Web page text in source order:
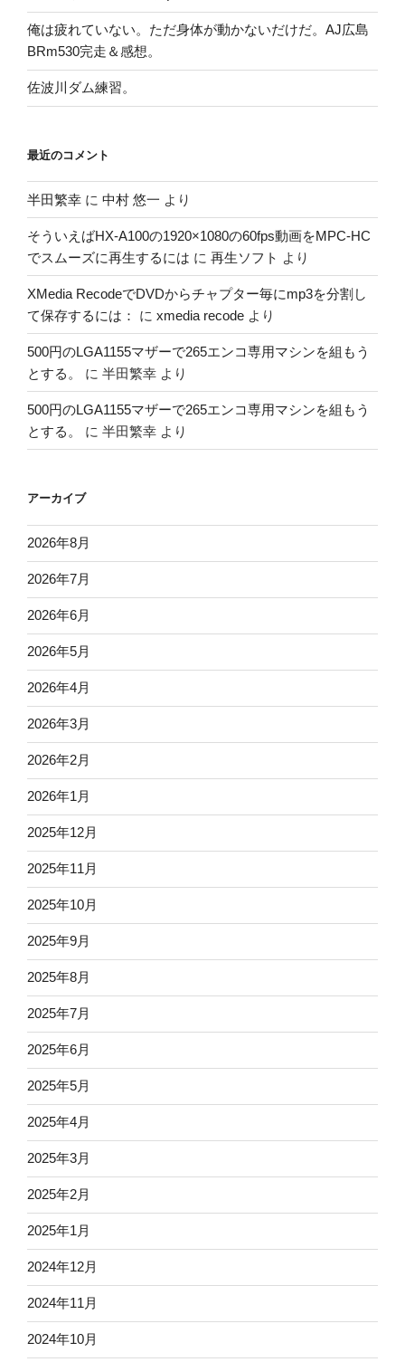
俺は疲れていない。ただ身体が動かないだけだ。AJ広島
BRm530完走＆感想。
佐波川ダム練習。
最近のコメント
半田繁幸 に 中村 悠一 より
そういえばHX-A100の1920×1080の60fps動画をMPC-HC
でスムーズに再生するには に 再生ソフト より
XMedia RecodeでDVDからチャプター毎にmp3を分割し
て保存するには：
に xmedia recode より
500円のLGA1155マザーで265エンコ専用マシンを組もう
とする。
に 半田繁幸 より
500円のLGA1155マザーで265エンコ専用マシンを組もう
とする。
に 半田繁幸 より
アーカイブ
2026年8月
2026年7月
2026年6月
2026年5月
2026年4月
2026年3月
2026年2月
2026年1月
2025年12月
2025年11月
2025年10月
2025年9月
2025年8月
2025年7月
2025年6月
2025年5月
2025年4月
2025年3月
2025年2月
2025年1月
2024年12月
2024年11月
2024年10月